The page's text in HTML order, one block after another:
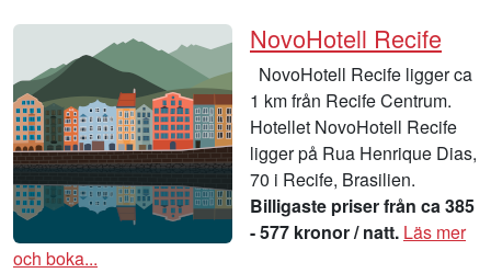
NovoHotell Recife
NovoHotell Recife ligger ca
1 km från Recife Centrum.
Hotellet NovoHotell Recife
ligger på Rua Henrique Dias,
70 i Recife, Brasilien.
Billigaste priser från ca 385
- 577 kronor / natt. Läs mer
och boka...